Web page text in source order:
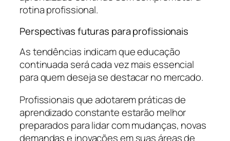
rotina profissional.
Perspectivas futuras para profissionais
As tendências indicam que educação
continuada será cada vez mais essencial
para quem deseja se destacar no mercado.
Profissionais que adotarem práticas de
aprendizado constante estarão melhor
preparados para lidar com mudanças, novas
demandas e inovações em suas áreas de